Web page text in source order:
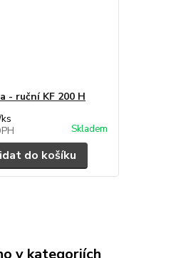
- ruční KF 200 H
ks
Skladem
do košíku
v kategoriích